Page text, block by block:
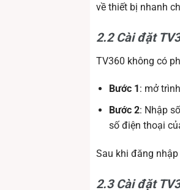
về thiết bị nhanh
2.2 Cài đặt
TV360 không có
Bước 1 : mở
Bước 2: Nhập
số điện thoại
Sau khi đăng
2.3 Cài đặt